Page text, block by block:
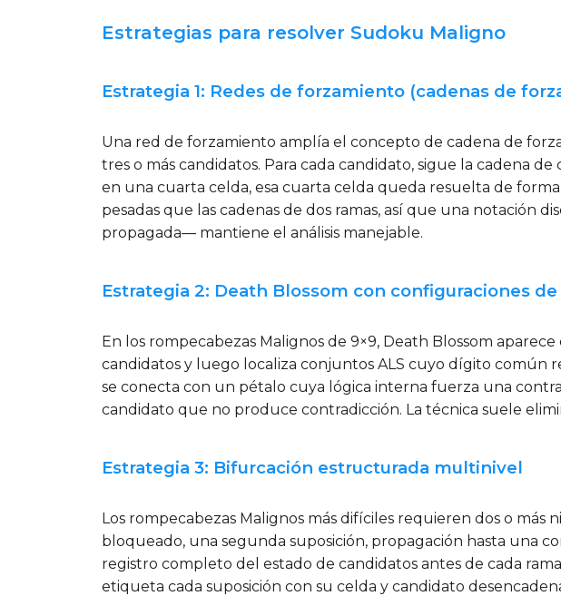
Estrategias para resolver Sudoku Maligno
Estrategia 1: Redes de forzamiento (cadenas de
Una red de forzamiento amplía el concepto de cadena de
tres o más candidatos. Para cada candidato, sigue la cadena
en una cuarta celda, esa cuarta celda queda resuelta de
pesadas que las cadenas de dos ramas, así que una notación
propagada— mantiene el análisis manejable.
Estrategia 2: Death Blossom con configuraciones
En los rompecabezas Malignos de 9×9, Death Blossom
candidatos y luego localiza conjuntos ALS cuyo dígito común
se conecta con un pétalo cuya lógica interna fuerza una
candidato que no produce contradicción. La técnica suele
Estrategia 3: Bifurcación estructurada multinivel
Los rompecabezas Malignos más difíciles requieren dos o
bloqueado, una segunda suposición, propagación hasta una
registro completo del estado de candidatos antes de cada
etiqueta cada suposición con su celda y candidato